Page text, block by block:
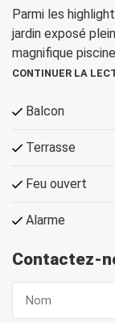
Parmi les
jardin exposé
magnifique
CONTINUER LA
Balcon
Terrasse
Feu ouvert
Alarme
Contactez-